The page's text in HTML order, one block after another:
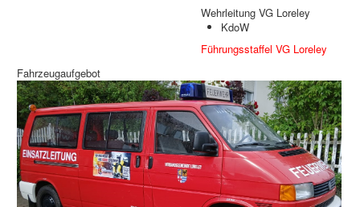
Wehrleitung VG Loreley
KdoW
Führungsstaffel VG Loreley
Fahrzeugaufgebot